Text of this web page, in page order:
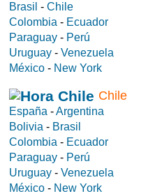
Brasil - Chile
Colombia - Ecuador
Paraguay - Perú
Uruguay - Venezuela
México - New York
Chile
España -Argentina
Bolivia - Brasil
Colombia - Ecuador
Paraguay - Perú
Uruguay - Venezuela
México - New York